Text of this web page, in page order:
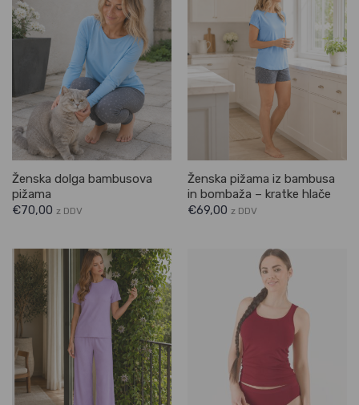
Ženska dolga bambusova
pižama
€70,00 z DDV
Ženska pižama iz bambusa
in bombaža – kratke hlače
€69,00 z DDV